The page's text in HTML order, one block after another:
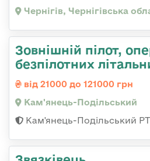
Чернігів, Чернігівська
Зовнішній пілот,
безпілотних
від 21000 до 121000 грн
Кам'янець-Подільський
Кам'янець-Подільський